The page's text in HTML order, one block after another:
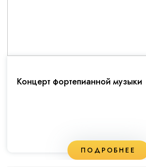
Концерт фортепианной музыки
ПОДРОБНЕЕ